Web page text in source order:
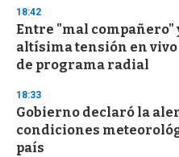
18:42
Entre "mal compañero"
altísima tensión en
de programa radial
18:33
Gobierno declaró la
condiciones
país